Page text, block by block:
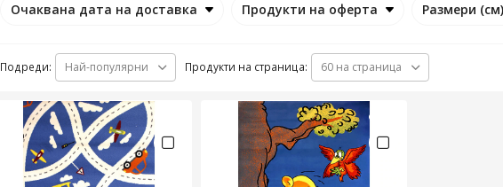
Очаквана дата на доставка Продукти на оферта Размери (см)
Подреди: Най-популярни Продукти на страница: 60 на страница